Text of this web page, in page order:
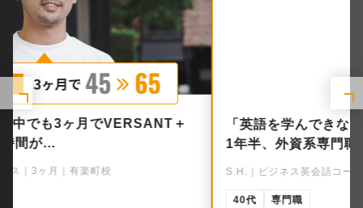
「英語を学んできなさい」──門前払いの屈辱から
1年半、外資系専門職の逆転…
S.H.｜ビジネス英会話コース｜18ヶ月｜オンライン